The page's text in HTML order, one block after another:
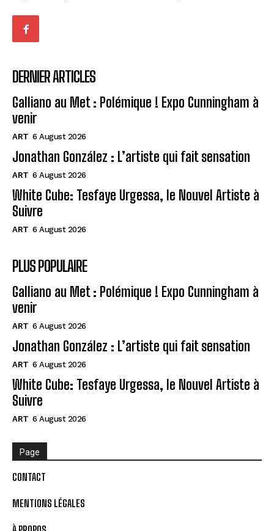
DERNIER ARTICLES
Galliano au Met : Polémique ! Expo Cunningham à
venir
ART 6 August 2026
Jonathan González : L’artiste qui fait sensation
ART 6 August 2026
White Cube: Tesfaye Urgessa, le Nouvel Artiste à
Suivre
ART 6 August 2026
PLUS POPULAIRE
Galliano au Met : Polémique ! Expo Cunningham à
venir
ART 6 August 2026
Jonathan González : L’artiste qui fait sensation
ART 6 August 2026
White Cube: Tesfaye Urgessa, le Nouvel Artiste à
Suivre
ART 6 August 2026
Page
CONTACT
MENTIONS LÉGALES